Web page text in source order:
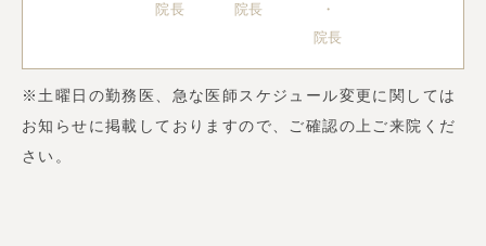
院長
院長
・
院長
※土曜日の勤務医、急な医師スケジュール変更に関しては
お知らせに掲載しておりますので、ご確認の上ご来院くだ
さい。